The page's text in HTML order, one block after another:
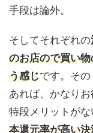
手段は論外。
そしてそれぞれの
のお店ので買い
う感じです。そ
あれば、かなり
特段メリットがな
本還元率が高い